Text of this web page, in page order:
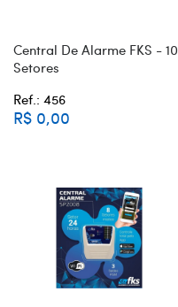
Central De Alarme FKS - 10
Setores
Ref.: 456
R$ 0,00